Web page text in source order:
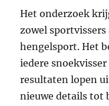
Het onderzoek
zowel
hengelsport. Het
iedere
resultaten lopen
nieuwe details tot